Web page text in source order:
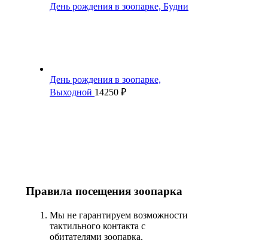
День рождения в зоопарке, Будни
День рождения в зоопарке,
Выходной 14250 ₽
Правила посещения зоопарка
Мы не гарантируем возможности
тактильного контакта с
обитателями зоопарка.